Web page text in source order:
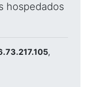
hospedados
,